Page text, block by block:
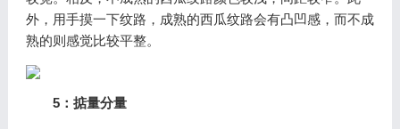
外，用手摸一下纹路，成熟的西瓜纹路会有凸凹感，而不成
熟的则感觉比较平整。
5：掂量分量